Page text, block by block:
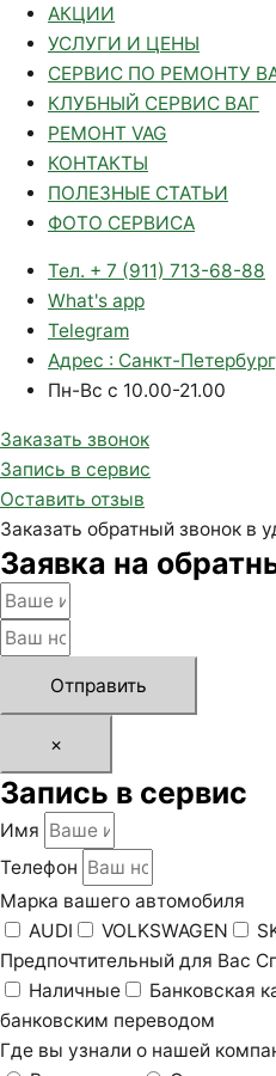
АКЦИИ
УСЛУГИ И ЦЕНЫ
СЕРВИС ПО РЕМОНТУ
КЛУБНЫЙ СЕРВИС ВАГ
РЕМОНТ VAG
КОНТАКТЫ
ПОЛЕЗНЫЕ СТАТЬИ
ФОТО СЕРВИСА
Тел. + 7 (911) 713-68-88
What's app
Telegram
Адрес : Санкт-
Пн-Вс с 10.00-21.00
Заказать звонок
Запись в сервис
Оставить отзыв
Заказать обратный звонок в
Заявка на
Отправить
×
Запись в сервис
Имя
Телефон
Марка вашего автомобиля
AUDI
VOLKSWAGEN
Предпочтительный для Вас
Наличные
Банковская
банковским переводом
Где вы узнали о нашей